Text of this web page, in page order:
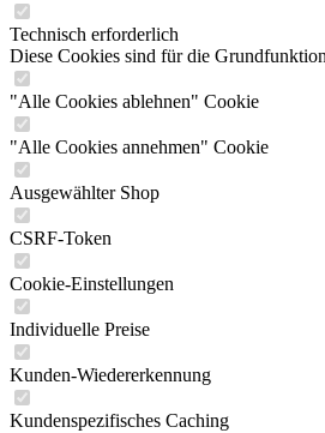
Technisch erforderlich
Diese Cookies sind für die
"Alle Cookies ablehnen" Cookie
"Alle Cookies annehmen" Cookie
Ausgewählter Shop
CSRF-Token
Cookie-Einstellungen
Individuelle Preise
Kunden-Wiedererkennung
Kundenspezifisches Caching